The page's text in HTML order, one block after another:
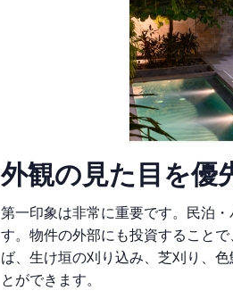
外観の見た目を優
第一印象は非常に重要です。民泊
す。物件の外部にも投資すること
ば、生け垣の刈り込み、芝刈り、
とができます。